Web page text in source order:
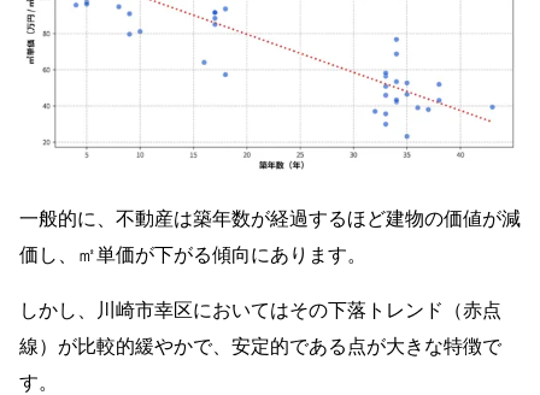
一般的に、不動産は築年数が経過するほど建物の価値が減
価し、㎡単価が下がる傾向にあります。
しかし、川崎市幸区においてはその下落トレンド（赤点
線）が比較的緩やかで、安定的である点が大きな特徴で
す。